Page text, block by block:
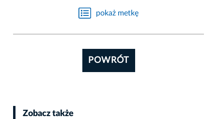
pokaż metkę
POWRÓT
Zobacz także